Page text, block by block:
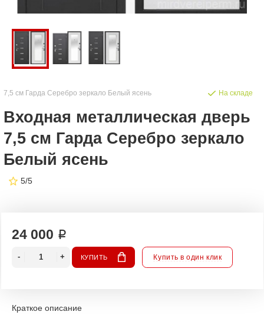
7,5 см Гарда Серебро зеркало Белый ясень
Входная металлическая дверь
7,5 см Гарда Серебро зеркало
Белый ясень
5/5
На складе
24 000 ₽
КУПИТЬ Купить в один клик
Краткое описание